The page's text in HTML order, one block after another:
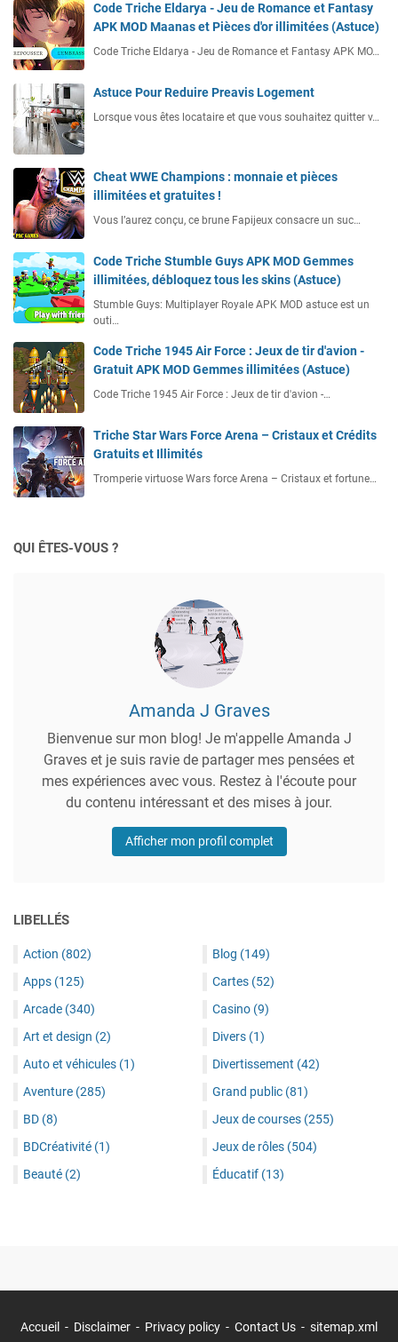
Code Triche Eldarya - Jeu de Romance et Fantasy
APK MOD Maanas et Pièces d'or illimitées (Astuce)
Code Triche Eldarya - Jeu de Romance et Fantasy APK MO…
Astuce Pour Reduire Preavis Logement
Lorsque vous êtes locataire et que vous souhaitez quitter v…
Cheat WWE Champions : monnaie et pièces
illimitées et gratuites !
Vous l’aurez conçu, ce brune Fapijeux consacre un suc…
Code Triche Stumble Guys APK MOD Gemmes
illimitées, débloquez tous les skins (Astuce)
Stumble Guys: Multiplayer Royale APK MOD astuce est un
outi…
Code Triche 1945 Air Force : Jeux de tir d'avion -
Gratuit APK MOD Gemmes illimitées (Astuce)
Code Triche 1945 Air Force : Jeux de tir d'avion -…
Triche Star Wars Force Arena – Cristaux et Crédits
Gratuits et Illimités
Tromperie virtuose Wars force Arena – Cristaux et fortune…
QUI ÊTES-VOUS ?
Amanda J Graves
Bienvenue sur mon blog! Je m'appelle Amanda J
Graves et je suis ravie de partager mes pensées et
mes expériences avec vous. Restez à l'écoute pour
du contenu intéressant et des mises à jour.
Afficher mon profil complet
LIBELLÉS
Action (802)
Apps (125)
Arcade (340)
Art et design (2)
Auto et véhicules (1)
Aventure (285)
BD (8)
BDCréativité (1)
Beauté (2)
Blog (149)
Cartes (52)
Casino (9)
Divers (1)
Divertissement (42)
Grand public (81)
Jeux de courses (255)
Jeux de rôles (504)
Éducatif (13)
Accueil Disclaimer Privacy policy Contact Us sitemap.xml